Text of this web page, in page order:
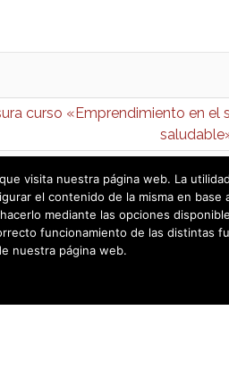
curso «Emprendimiento en
visita nuestra página web. La
el contenido de la misma en
mediante las opciones
funcionamiento de las distintas
nuestra página web.